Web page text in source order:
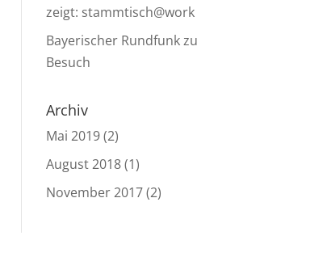
zeigt: stammtisch@work
Bayerischer Rundfunk zu
Besuch
Archiv
Mai 2019(2)
August 2018(1)
November 2017(2)